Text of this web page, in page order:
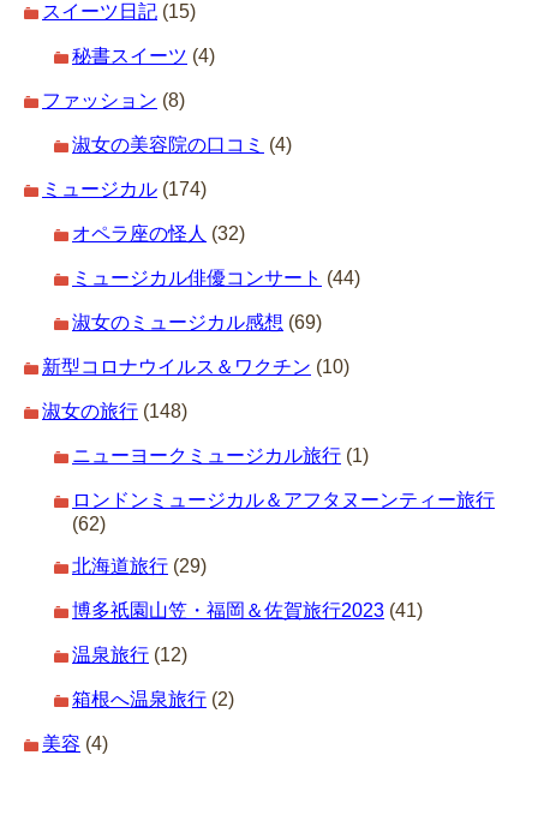
スイーツ日記 (15)
秘書スイーツ (4)
ファッション (8)
淑女の美容院の口コミ (4)
ミュージカル (174)
オペラ座の怪人 (32)
ミュージカル俳優コンサート (44)
淑女のミュージカル感想 (69)
新型コロナウイルス＆ワクチン (10)
淑女の旅行 (148)
ニューヨークミュージカル旅行 (1)
ロンドンミュージカル＆アフタヌーンティー旅行
(62)
北海道旅行 (29)
博多祇園山笠・福岡＆佐賀旅行2023 (41)
温泉旅行 (12)
箱根へ温泉旅行 (2)
美容 (4)